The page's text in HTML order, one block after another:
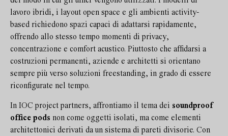
lavoro ibridi, i layout open space e gli ambienti activity-
based richiedono spazi capaci di adattarsi rapidamente,
offrendo allo stesso tempo momenti di privacy,
concentrazione e comfort acustico. Piuttosto che affidarsi a
costruzioni permanenti, aziende e architetti si orientano
sempre più verso soluzioni freestanding, in grado di essere
riconfigurate nel tempo.
In IOC project partners, affrontiamo il tema dei soundproof
office pods non come oggetti isolati, ma come elementi
architettonici derivati da un sistema di pareti divisorie. Con